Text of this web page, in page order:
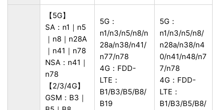
【5G】
SA：n1｜n5
｜n8｜n28A
｜n41｜n78
NSA：n41｜
n78
【2/3/4G】
GSM：B3｜
5G：
n1/n3/n5/n8/n
28a/n38/n41/
n77/n78
4G：FDD-
LTE：
B1/B3/B5/B8/
B19
5G：
n1/n3/n5/n8/
n28a/n38/n4
0/n41/n48/n7
7/n78
4G：FDD-
LTE：
B1/B3/B5/B8/